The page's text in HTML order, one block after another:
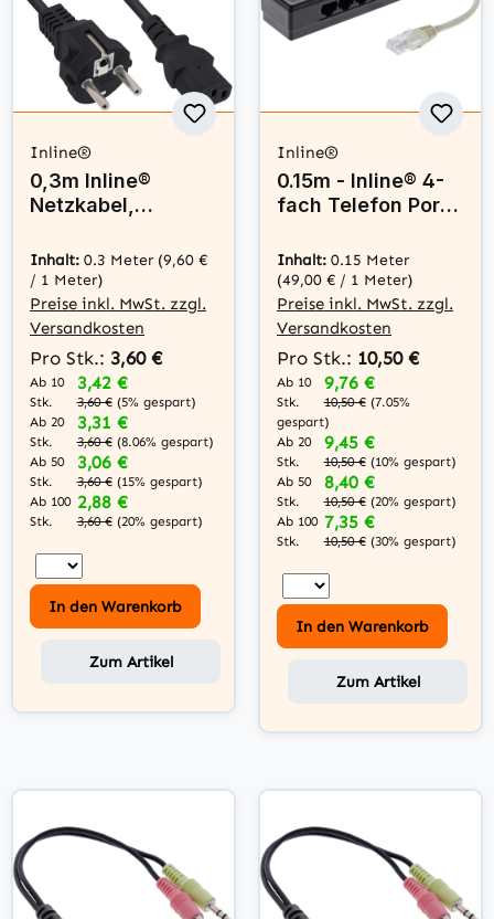
Inline®
0,3m Inline®
Netzkabel,
gerade auf
Kaltgerätestecker
C13, schwarz
Inhalt: 0.3 Meter (9,60 €
/ 1 Meter)
Preise inkl. MwSt. zzgl.
Versandkosten
Pro Stk.: 3,60 €
Ab 10
Stk.
3,42 €
3,60 € (5% gespart)
Ab 20
Stk.
3,31 €
3,60 € (8.06% gespart)
Ab 50
Stk.
3,06 €
3,60 € (15% gespart)
Ab 100
Stk.
2,88 €
3,60 € (20% gespart)
In den Warenkorb
Zum Artikel
Inline®
0.15m - Inline® 4-
fach Telefon Port
Stecker an 4x
RJ45 Buchse
Inhalt: 0.15 Meter
(49,00 € / 1 Meter)
Preise inkl. MwSt. zzgl.
Versandkosten
Pro Stk.: 10,50 €
Ab 10
Stk.
9,76 €
10,50 € (7.05%
gespart)
Ab 20
Stk.
9,45 €
10,50 € (10% gespart)
Ab 50
Stk.
8,40 €
10,50 € (20% gespart)
Ab 100
Stk.
7,35 €
10,50 € (30% gespart)
In den Warenkorb
Zum Artikel